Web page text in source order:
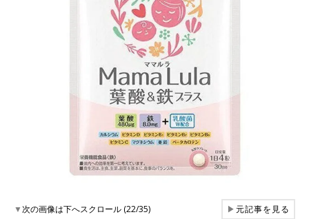
▼次の画像は下へスクロール (22/35) ▶元記事を見る